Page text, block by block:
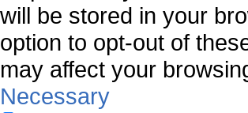
will be stored in your
option to opt-out of
may affect your
Necessary